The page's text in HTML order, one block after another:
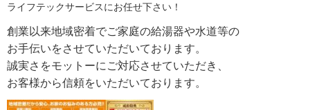
ライフテックサービスにお任せ下さい！
創業以来地域密着でご家庭の給湯器や水道等の
お手伝いをさせていただいております。
誠実さをモットーにご対応させていただき、
お客様から信頼をいただいております。